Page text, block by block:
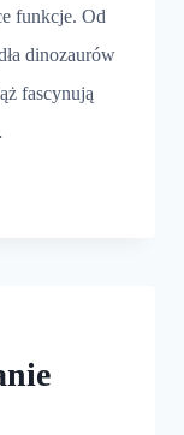
funkcje. Od
dinozaurów
fascynują